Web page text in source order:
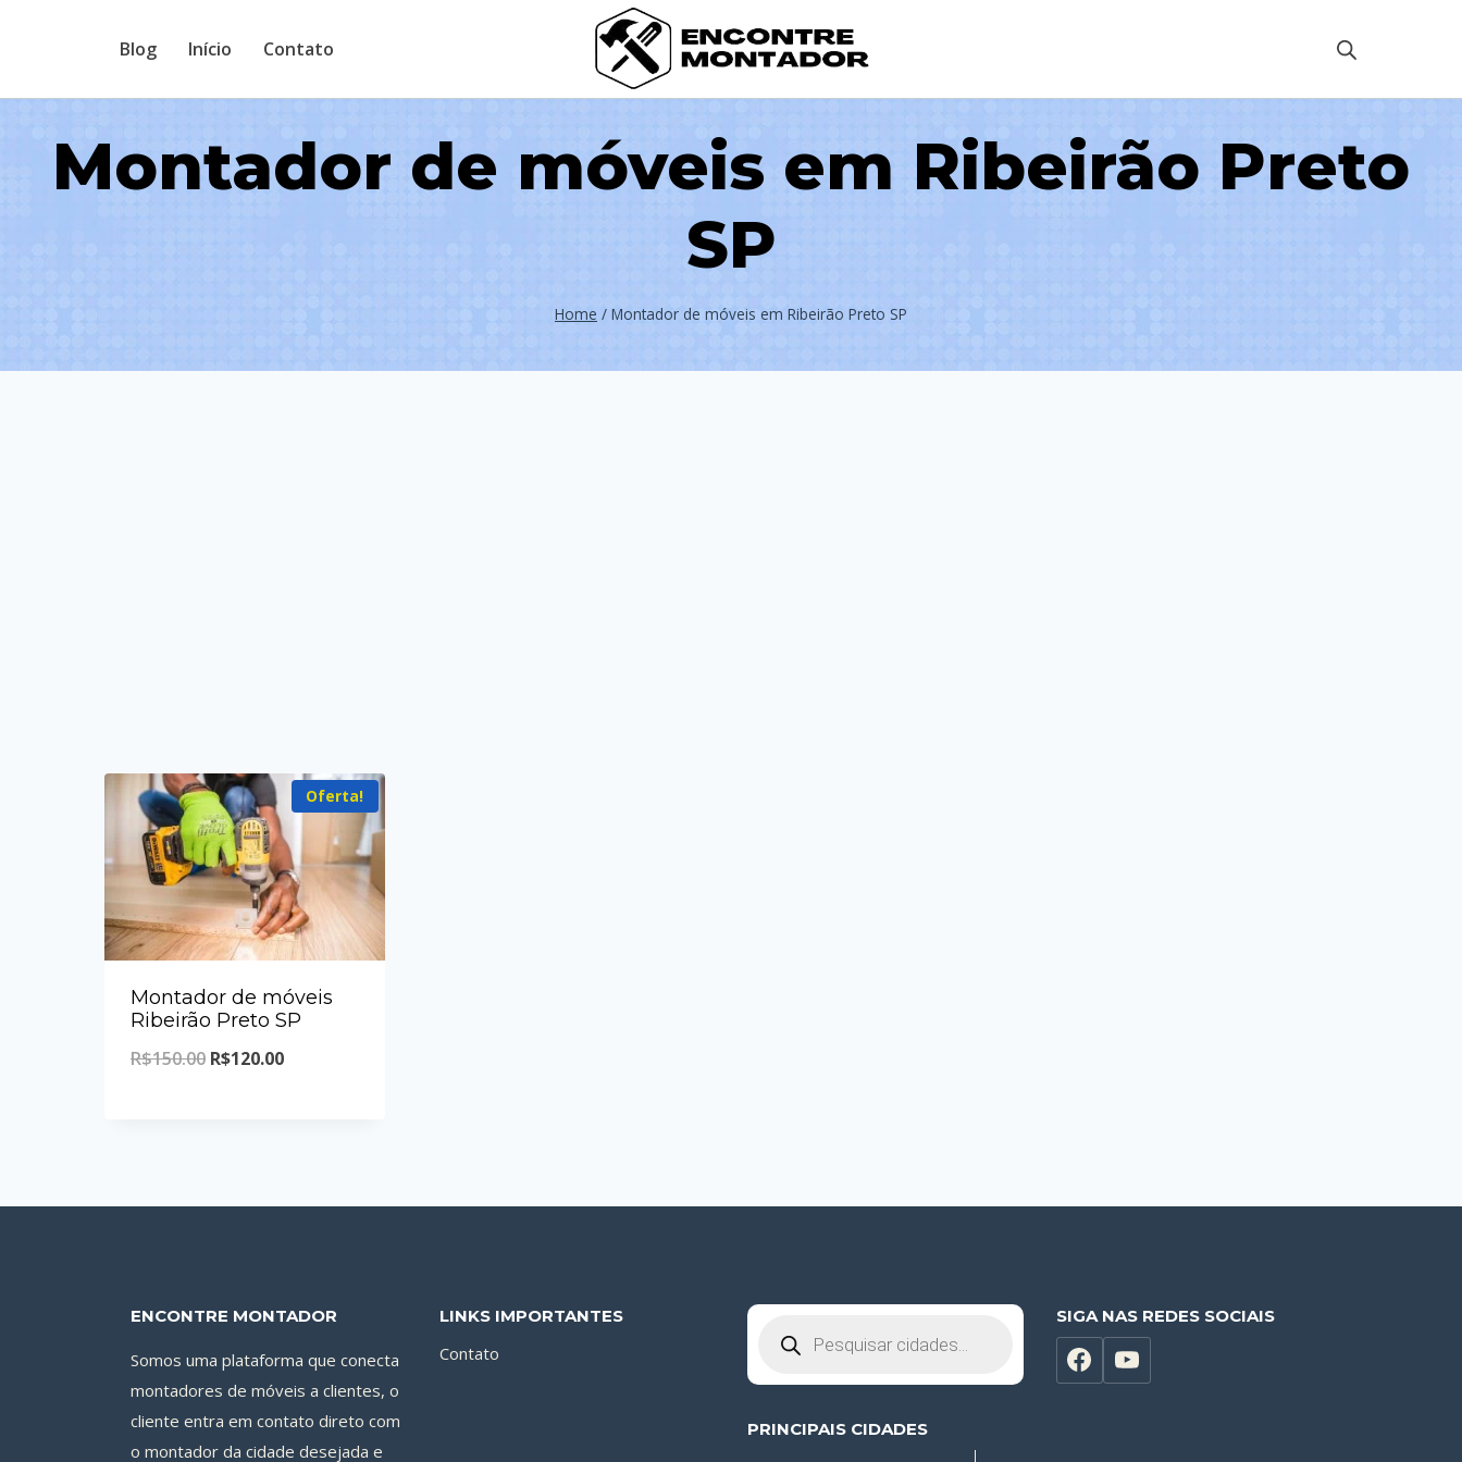
Blog Início Contato
Montador de móveis em Ribeirão Preto
SP
Home / Montador de móveis em Ribeirão Preto SP
Oferta!
Montador de móveis
Ribeirão Preto SP
R$150.00 O
R$120.00O
ENCONTRE MONTADOR
Somos uma plataforma que conecta
montadores de móveis a clientes, o
cliente entra em contato direto com
o montador da cidade desejada e
LINKS IMPORTANTES
Contato
produtos
PRINCIPAIS CIDADES
SIGA NAS REDES SOCIAIS